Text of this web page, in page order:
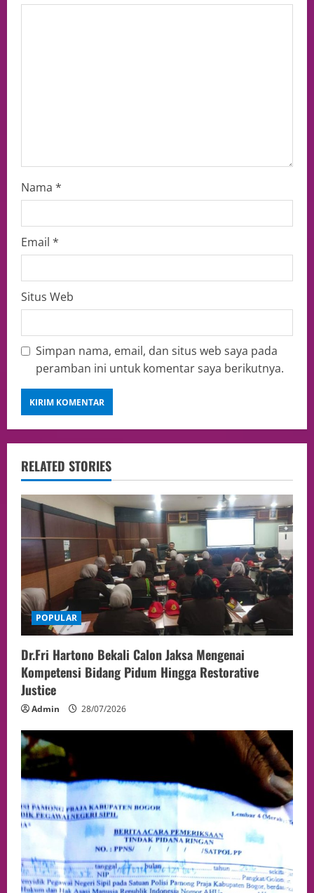
Nama *
Email *
Situs Web
Simpan nama, email, dan situs web saya pada
peramban ini untuk komentar saya berikutnya.
RELATED STORIES
POPULAR
Dr.Fri Hartono Bekali Calon Jaksa Mengenai
Kompetensi Bidang Pidum Hingga Restorative
Justice
Admin 28/07/2026